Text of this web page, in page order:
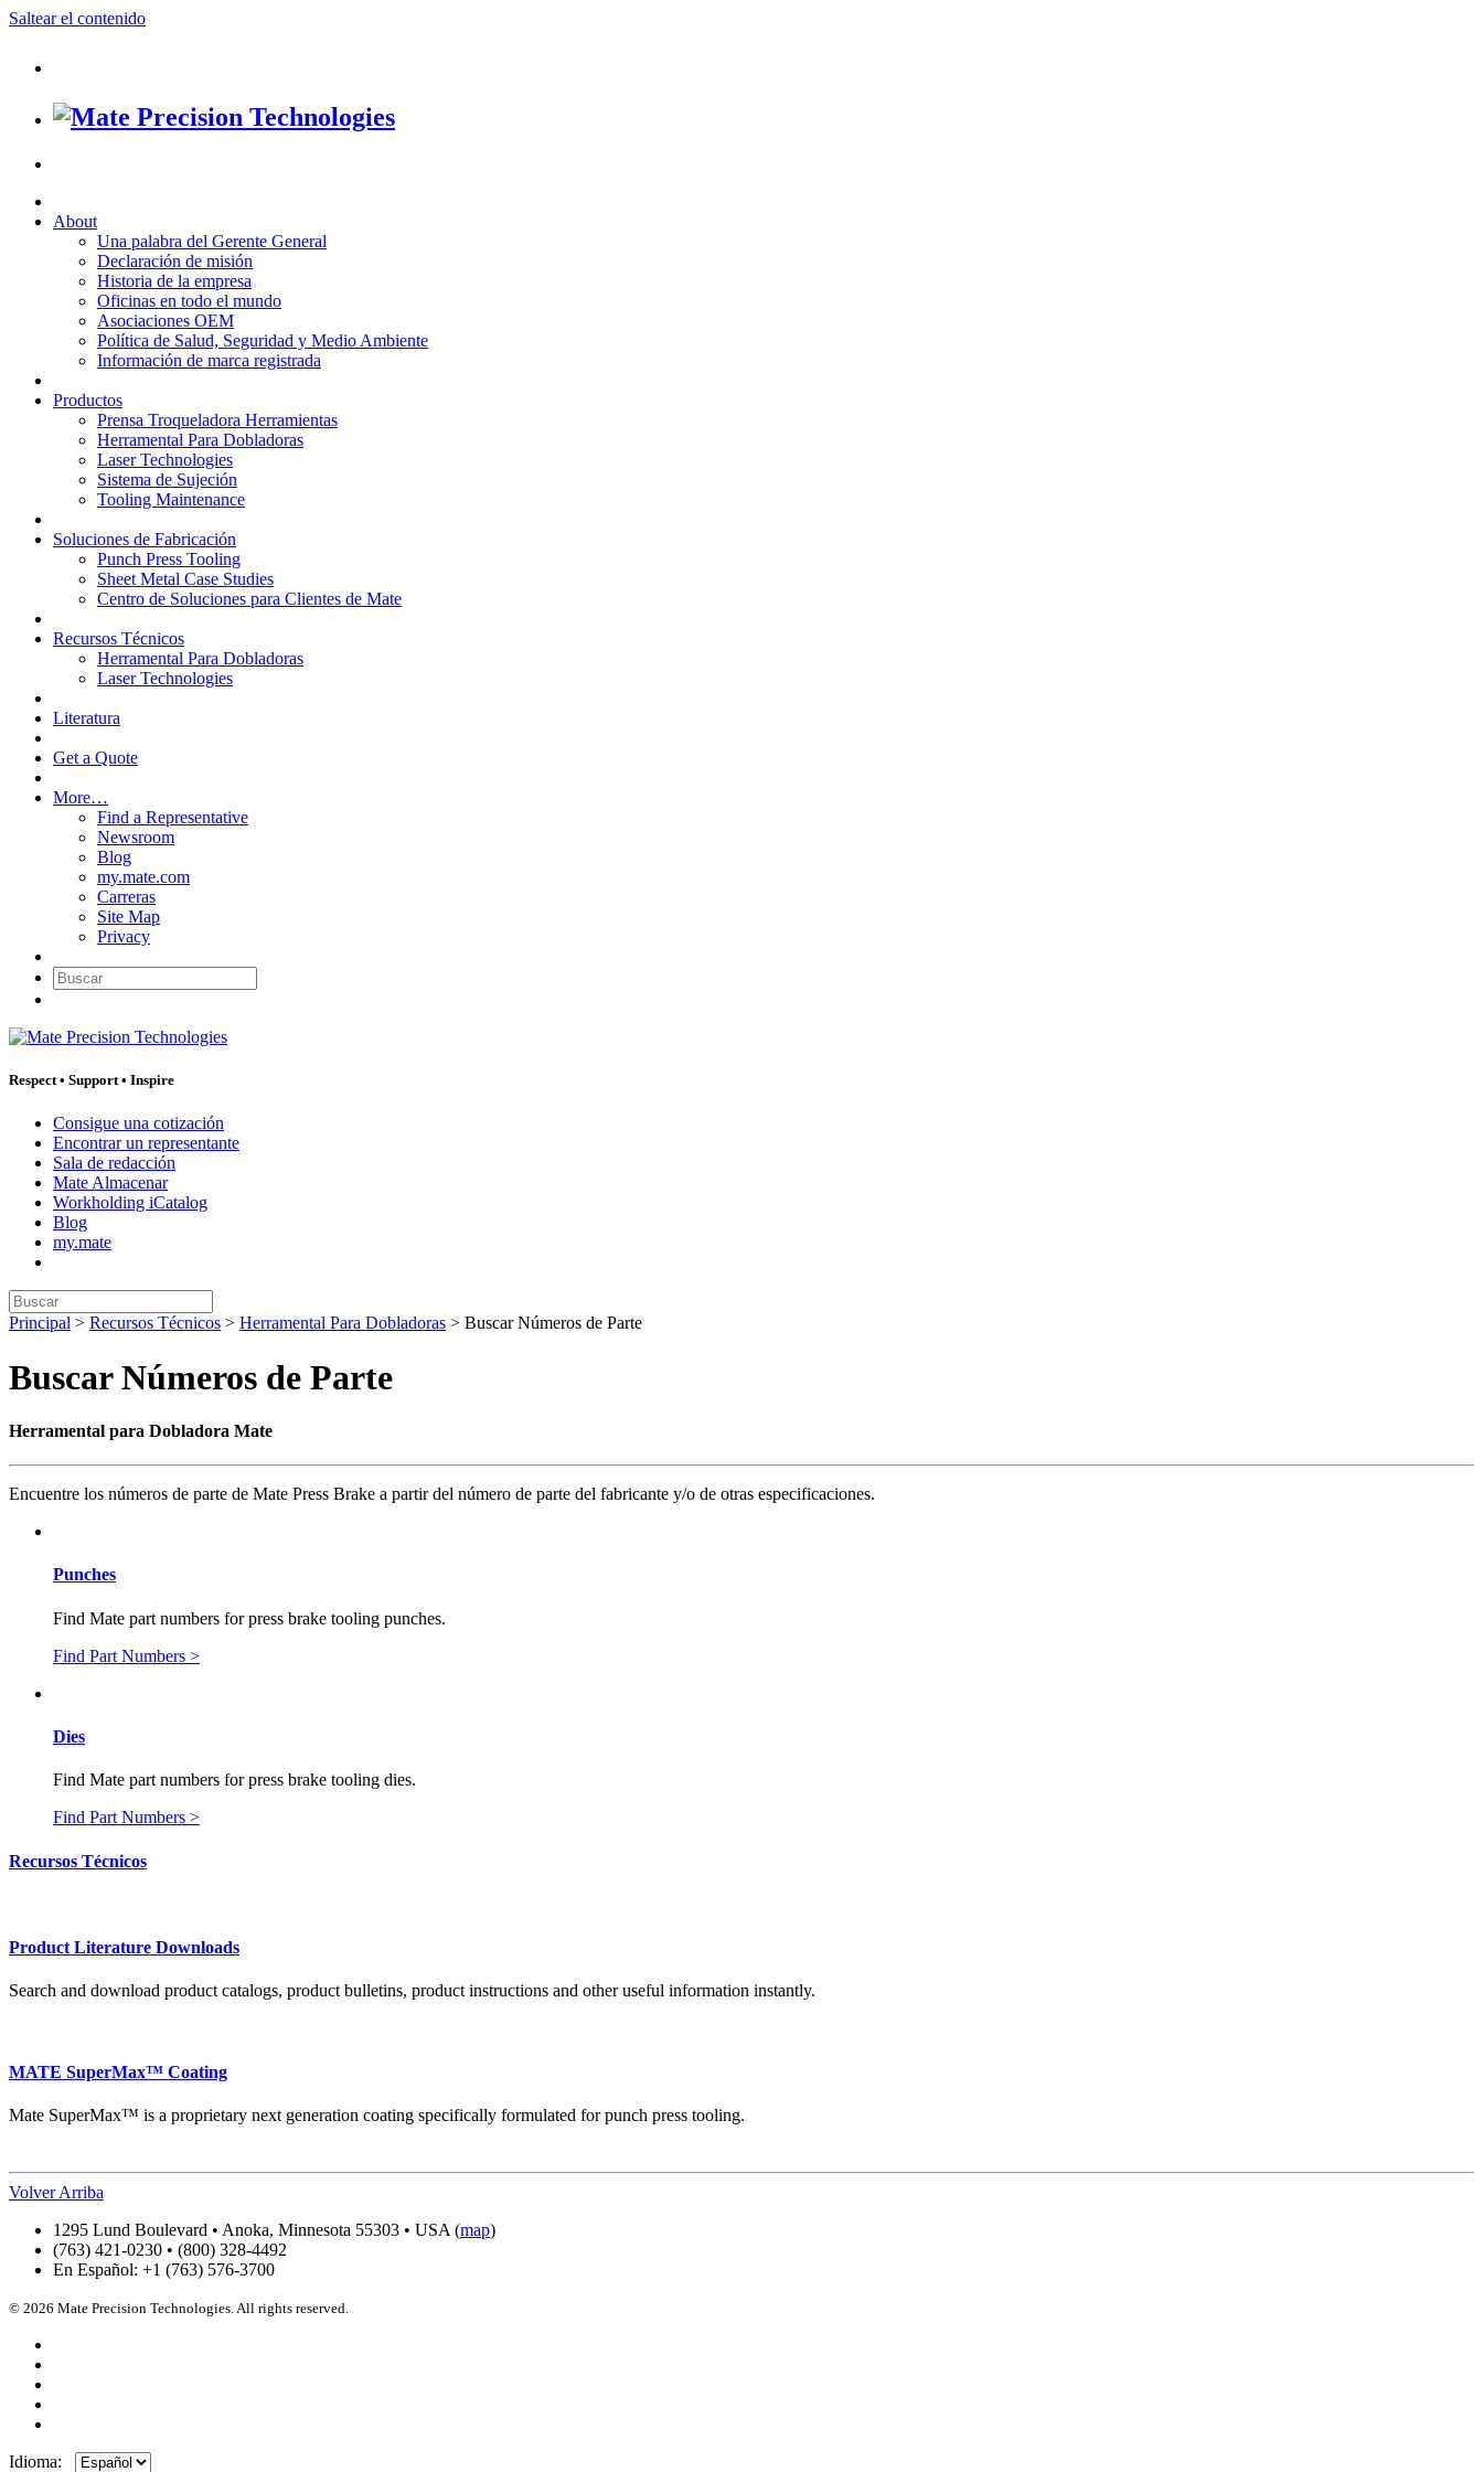
Saltear el contenido
About
Una palabra del Gerente General
Declaración de misión
Historia de la empresa
Oficinas en todo el mundo
Asociaciones OEM
Política de Salud, Seguridad y Medio Ambiente
Información de marca registrada
Productos
Prensa Troqueladora Herramientas
Herramental Para Dobladoras
Laser Technologies
Sistema de Sujeción
Tooling Maintenance
Soluciones de Fabricación
Punch Press Tooling
Sheet Metal Case Studies
Centro de Soluciones para Clientes de Mate
Recursos Técnicos
Herramental Para Dobladoras
Laser Technologies
Literatura
Get a Quote
More…
Find a Representative
Newsroom
Blog
my.mate.com
Carreras
Site Map
Privacy
Buscar:
Respect • Support • Inspire
Consigue una cotización
Encontrar un representante
Sala de redacción
Mate Almacenar
Workholding iCatalog
Blog
my.mate
Buscar:
Principal > Recursos Técnicos > Herramental Para Dobladoras > Buscar Números de Parte
Buscar Números de Parte
Herramental para Dobladora Mate
Encuentre los números de parte de Mate Press Brake a partir del número de parte del fabricante y/o de otras especificaciones.
Punches
Find Mate part numbers for press brake tooling punches.
Find Part Numbers >
Dies
Find Mate part numbers for press brake tooling dies.
Find Part Numbers >
Recursos Técnicos
Product Literature Downloads
Search and download product catalogs, product bulletins, product instructions and other useful information instantly.
MATE SuperMax™ Coating
Mate SuperMax™ is a proprietary next generation coating specifically formulated for punch press tooling.
Volver Arriba
1295 Lund Boulevard • Anoka, Minnesota 55303 • USA (map)
(763) 421-0230 • (800) 328-4492
En Español: +1 (763) 576-3700
© 2026 Mate Precision Technologies. All rights reserved.
Idioma: